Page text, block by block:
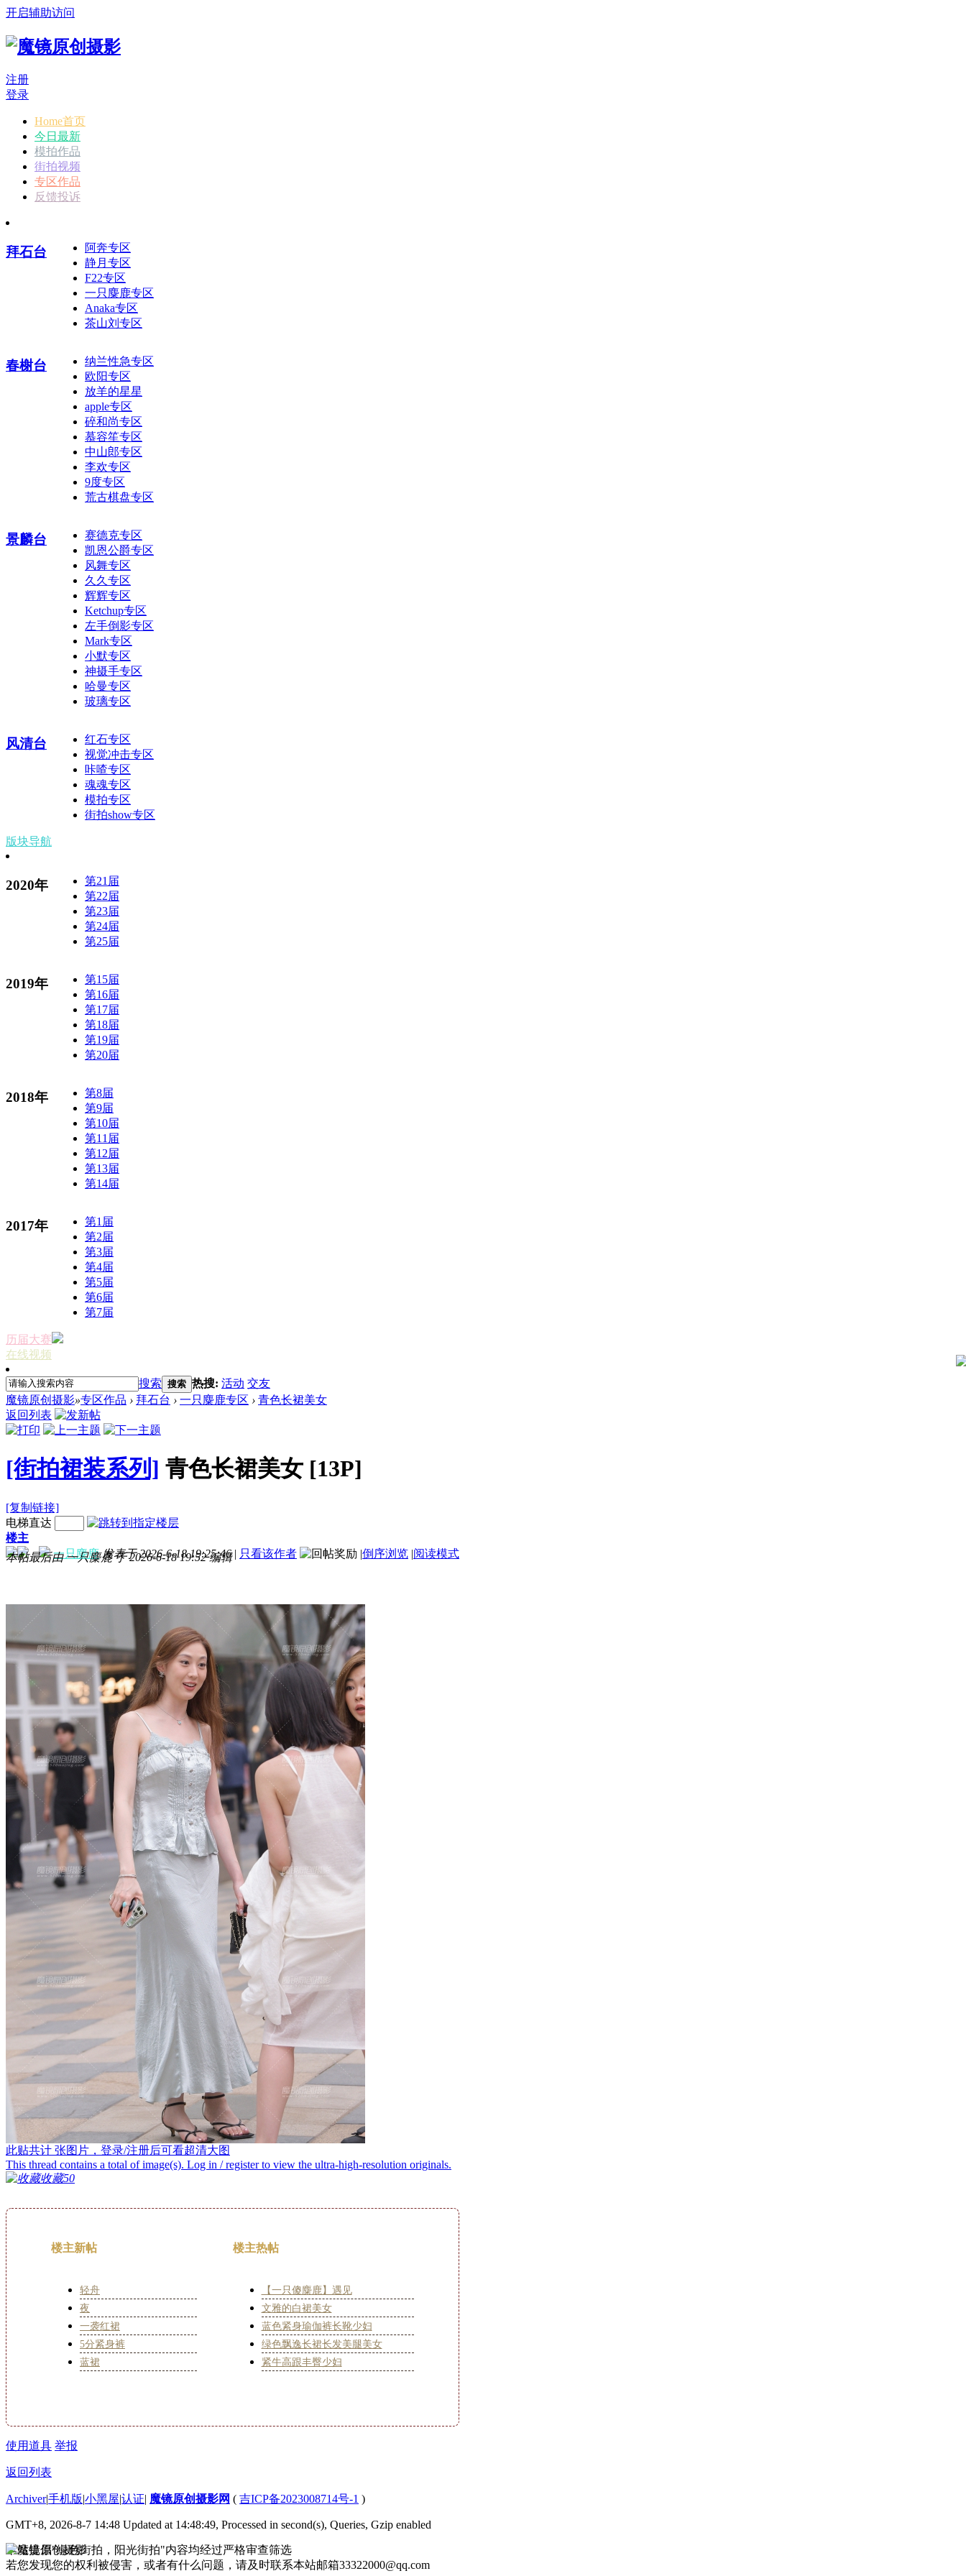
开启辅助访问
注册
登录
Home首页
今日最新
模拍作品
街拍视频
专区作品
反馈投诉
拜石台
阿奔专区
静月专区
F22专区
一只麋鹿专区
Anaka专区
茶山刘专区
春榭台
纳兰性急专区
欧阳专区
放羊的星星
apple专区
碎和尚专区
慕容笙专区
中山郎专区
李欢专区
9度专区
荒古棋盘专区
景麟台
赛德克专区
凯恩公爵专区
风舞专区
久久专区
辉辉专区
Ketchup专区
左手倒影专区
Mark专区
小默专区
神摄手专区
哈曼专区
玻璃专区
风清台
红石专区
视觉冲击专区
咔喳专区
魂魂专区
模拍专区
街拍show专区
版块导航
2020年
第21届
第22届
第23届
第24届
第25届
2019年
第15届
第16届
第17届
第18届
第19届
第20届
2018年
第8届
第9届
第10届
第11届
第12届
第13届
第14届
2017年
第1届
第2届
第3届
第4届
第5届
第6届
第7届
历届大赛
在线视频
搜索 搜索 热搜: 活动 交友
魔镜原创摄影»专区作品 › 拜石台 › 一只麋鹿专区 › 青色长裙美女
返回列表
[街拍裙装系列] 青色长裙美女 [13P]
[复制链接]
电梯直达
楼主
一只麋鹿 发表于 2026-6-18 19:25:46 | 只看该作者 |倒序浏览 |阅读模式
本帖最后由 一只麋鹿 于 2026-6-18 19:52 编辑
此贴共计 张图片，登录/注册后可看超清大图
This thread contains a total ofimage(s). Log in / register to view the ultra-high-resolution originals.
收藏50
楼主新帖
轻舟
夜
一袭红裙
5分紧身裤
蓝裙
楼主热帖
【一只傻麋鹿】遇见
文雅的白裙美女
蓝色紧身瑜伽裤长靴少妇
绿色飘逸长裙长发美腿美女
紧牛高跟丰臀少妇
使用道具 举报
返回列表
Archiver|手机版|小黑屋|认证| 魔镜原创摄影网 ( 吉ICP备2023008714号-1 )
GMT+8, 2026-8-7 14:48 Updated at 14:48:49, Processed in second(s), Queries, Gzip enabled
本站提倡"绿色街拍，阳光街拍"内容均经过严格审查筛选
若您发现您的权利被侵害，或者有什么问题，请及时联系本站邮箱33322000@qq.com